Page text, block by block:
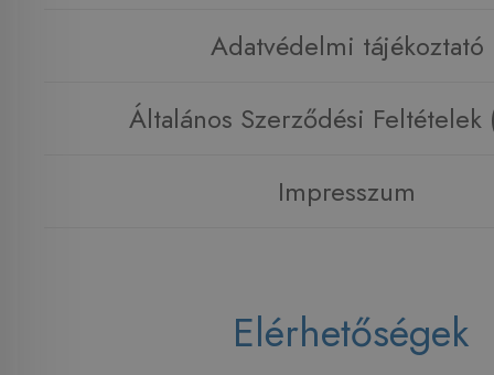
Adatvédelmi tájékoztató
Általános Szerződési Feltételek
Impresszum
Elérhetőségek